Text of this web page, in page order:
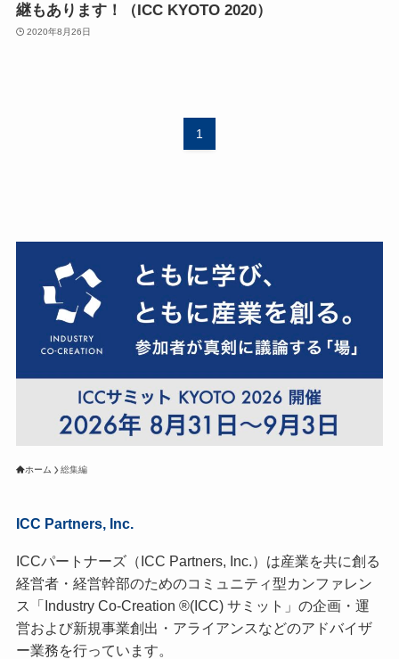
継もあります！（ICC KYOTO 2020）
2020年8月26日
1
ホーム 総集編
ICC Partners, Inc.
ICCパートナーズ（ICC Partners, Inc.）は産業を共に創る
経営者・経営幹部のためのコミュニティ型カンファレン
ス「Industry Co-Creation ®(ICC) サミット」の企画・運
営および新規事業創出・アライアンスなどのアドバイザ
ー業務を行っています。